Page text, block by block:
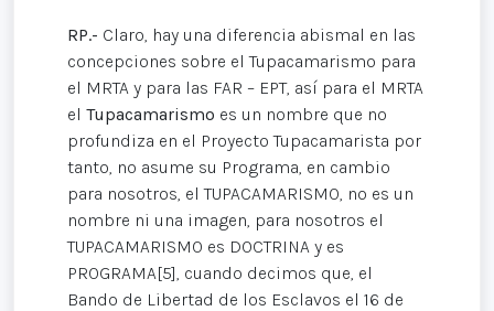
RP.- Claro, hay una diferencia abismal en las
concepciones sobre el Tupacamarismo para
el MRTA y para las FAR – EPT, así para el MRTA
el Tupacamarismo es un nombre que no
profundiza en el Proyecto Tupacamarista por
tanto, no asume su Programa, en cambio
para nosotros, el TUPACAMARISMO, no es un
nombre ni una imagen, para nosotros el
TUPACAMARISMO es DOCTRINA y es
PROGRAMA[5], cuando decimos que, el
Bando de Libertad de los Esclavos el 16 de